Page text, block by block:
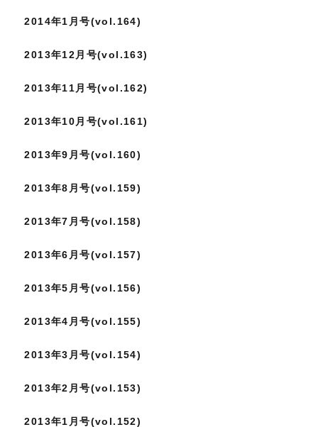
2014年1月号(vol.164)
2013年12月号(vol.163)
2013年11月号(vol.162)
2013年10月号(vol.161)
2013年9月号(vol.160)
2013年8月号(vol.159)
2013年7月号(vol.158)
2013年6月号(vol.157)
2013年5月号(vol.156)
2013年4月号(vol.155)
2013年3月号(vol.154)
2013年2月号(vol.153)
2013年1月号(vol.152)